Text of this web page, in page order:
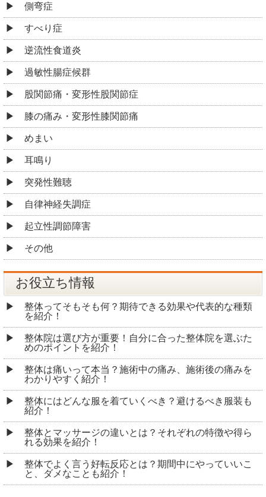
側弯症
すべり症
逆流性食道炎
過敏性腸症候群
股関節痛・変形性股関節症
膝の痛み・変形性膝関節痛
めまい
耳鳴り
突発性難聴
自律神経失調症
起立性調節障害
その他
お役立ち情報
整体ってそもそも何？期待できる効果や代表的な種類
を紹介！
整体院は選び方が重要！自分に合った整体院を選ぶた
めのポイントを紹介！
整体は痛いって本当？施術中の痛み、施術後の痛みを
わかりやすく紹介！
整体にはどんな服を着ていくべき？避けるべき服装も
紹介！
整体とマッサージの違いとは？それぞれの特徴や得ら
れる効果を紹介！
整体でよく言う好転反応とは？期間中にやっていいこ
と、ダメなことも紹介！